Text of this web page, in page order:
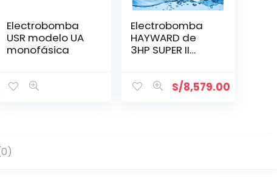
Electrobomba
USR modelo UA
monofásica
Electrobomba
HAYWARD de
3HP SUPER II
S/8,579.00